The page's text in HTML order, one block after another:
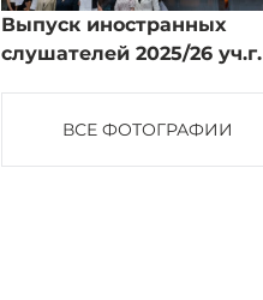
Выпуск иностранных
слушателей 2025/26 уч.г.
ВСЕ ФОТОГРАФИИ